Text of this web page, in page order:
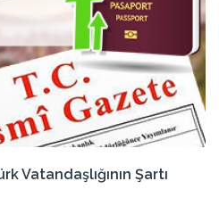
Vatandaşlığının Şartı